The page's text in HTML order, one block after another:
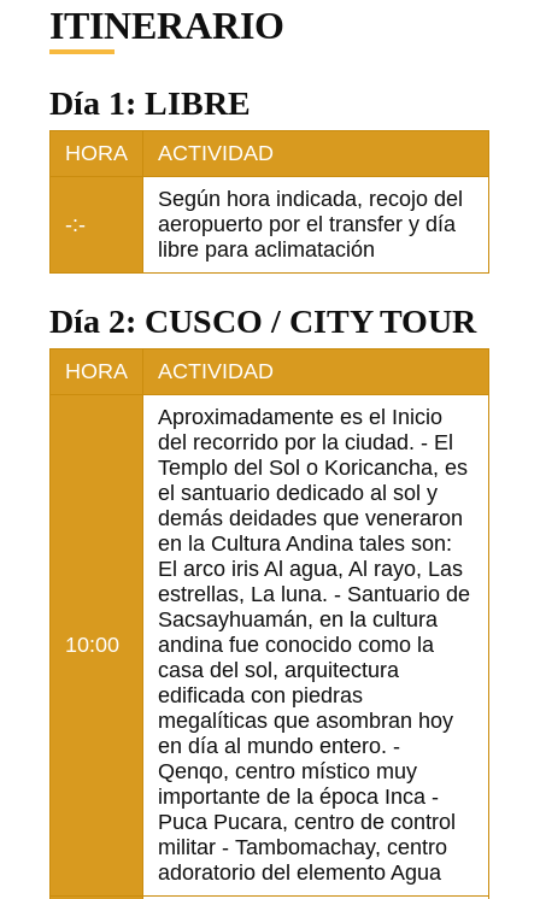
ITINERARIO
Día 1: LIBRE
HORA ACTIVIDAD
-:-
Según hora indicada, recojo del
aeropuerto por el transfer y día
libre para aclimatación
Día 2: CUSCO / CITY TOUR
HORA ACTIVIDAD
10:00
Aproximadamente es el Inicio
del recorrido por la ciudad. - El
Templo del Sol o Koricancha, es
el santuario dedicado al sol y
demás deidades que veneraron
en la Cultura Andina tales son:
El arco iris Al agua, Al rayo, Las
estrellas, La luna. - Santuario de
Sacsayhuamán, en la cultura
andina fue conocido como la
casa del sol, arquitectura
edificada con piedras
megalíticas que asombran hoy
en día al mundo entero. -
Qenqo, centro místico muy
importante de la época Inca -
Puca Pucara, centro de control
militar - Tambomachay, centro
adoratorio del elemento Agua